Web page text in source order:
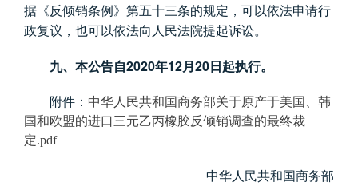
据《反倾销条例》第五十三条的规定，可以依法申请行
政复议，也可以依法向人民法院提起诉讼。
九、本公告自2020年12月 20 日起执行。
附件： 中华人民共和国商务部关于原产于美国、韩
国和欧盟的进口三元乙丙橡胶反倾销调查的最终裁
定.pdf
中华人民共和国商务部